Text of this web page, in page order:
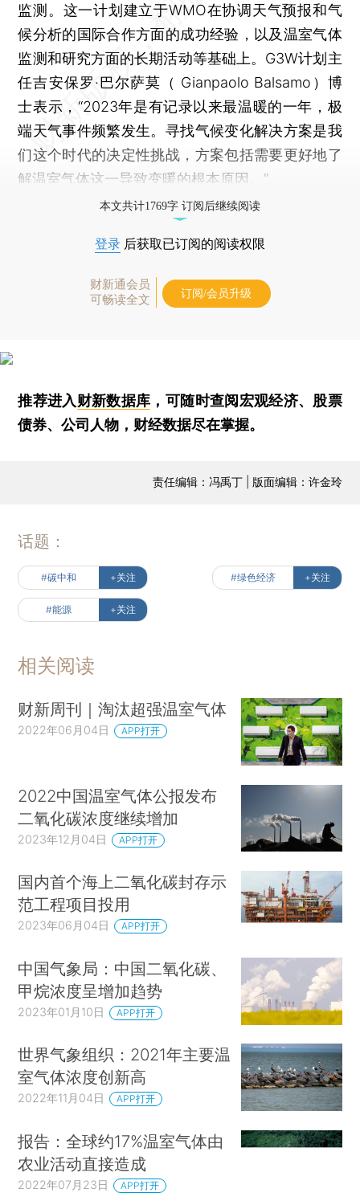
监测。这一计划建立于WMO在协调天气预报和气
候分析的国际合作方面的成功经验，以及温室气体
监测和研究方面的长期活动等基础上。G3W计划主
任吉安保罗·巴尔萨莫（ Gianpaolo Balsamo）博
士表示，“2023年是有记录以来最温暖的一年，极
端天气事件频繁发生。寻找气候变化解决方案是我
们这个时代的决定性挑战，方案包括需要更好地了
解温室气体这一导致变暖的根本原因。”
本文共计1769字 订阅后继续阅读
登录 后获取已订阅的阅读权限
财新通会员
可畅读全文
订阅/会员升级
推荐进入财新数据库 ，可随时查阅宏观经济、股票
债券、公司人物，财经数据尽在掌握。
责任编辑：冯禹丁 | 版面编辑：许金玲
话题：
#碳中和 +关注 #绿色经济 +关注
#能源 +关注
相关阅读
财新周刊｜淘汰超强温室气体
2022年06月04日 APP打开
2022中国温室气体公报发布
二氧化碳浓度继续增加
2023年12月04日 APP打开
国内首个海上二氧化碳封存示
范工程项目投用
2023年06月04日 APP打开
中国气象局：中国二氧化碳、
甲烷浓度呈增加趋势
2023年01月10日 APP打开
世界气象组织：2021年主要温
室气体浓度创新高
2022年11月04日 APP打开
报告：全球约17%温室气体由
农业活动直接造成
2022年07月23日 APP打开